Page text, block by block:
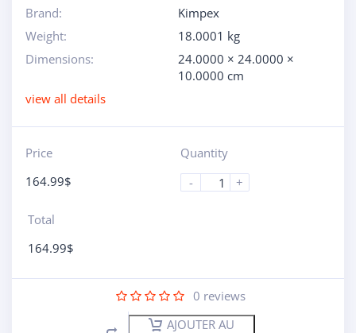
Brand:
Kimpex
Weight:
18.0001 kg
Dimensions:
24.0000 × 24.0000 ×
10.0000 cm
view all details
Price
164.99$
Quantity
-
+
Total
164.99$
0 reviews
AJOUTER AU